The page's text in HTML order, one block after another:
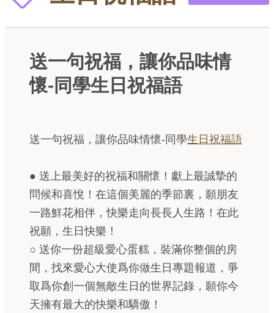
送一句祝福，讓你品味情
懷-同學生日祝福語
送一句祝福，讓你品味情懷-同學生日祝福語
● 送上最美好的祝福和關懷！獻上最誠摯的
問候和喜悅！在這個美麗的季節裏，願朋友
一路鮮花相伴，快樂走向長長人生路！在此
祝願，生日快樂！
○ 送你一份超級愛心蛋糕，裝滿你整個的房
間，找來愛心大使爲你做生日專題報道，爭
取爲你創一個無敵生日的世界記錄，願你今
天擁有最大的快樂和驕傲！